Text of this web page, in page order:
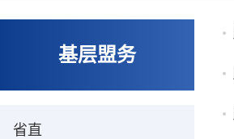
基层盟务
省直